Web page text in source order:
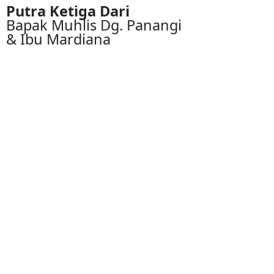
Putra Ketiga Dari
Bapak Muhlis Dg. Panangi
& Ibu Mardiana